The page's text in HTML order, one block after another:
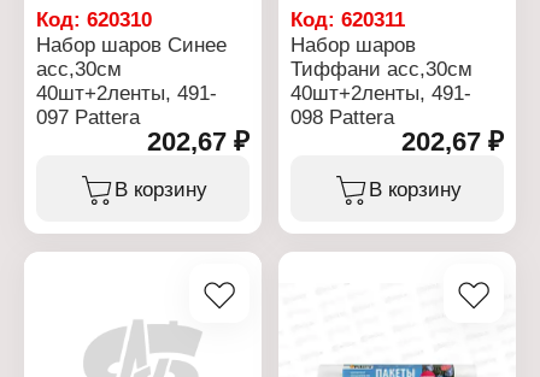
Код: 620310
Набор шаров Синее
асс,30см
40шт+2ленты, 491-
097 Pattera
202,67 ₽
В корзину
Код:620311
Набор шаров
Тиффани асс,30см
40шт+2ленты, 491-
098 Pattera
202,67 ₽
В корзину